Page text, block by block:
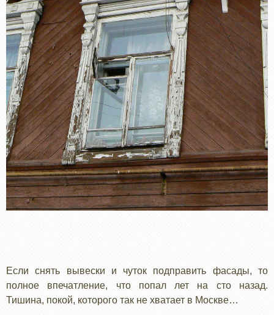
Если снять вывески и чуток подправить фасады, то
полное впечатление, что попал лет на сто назад.
Тишина, покой, которого так не хватает в Москве…